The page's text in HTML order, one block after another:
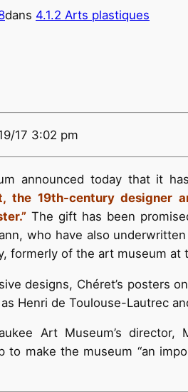
dans 4.1.2 Arts plastiques
17 3:02 pm
announced today that it
the 19th-century designer
The gift has been
who have also
formerly of the art museum at
designs, Chéret’s posters
Henri de Toulouse-Lautrec
Art Museum’s director,
to make the museum “an